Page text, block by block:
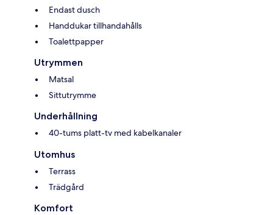
Endast dusch
Handdukar tillhandahålls
Toalettpapper
Utrymmen
Matsal
Sittutrymme
Underhållning
40-tums platt-tv med kabelkanaler
Utomhus
Terrass
Trädgård
Komfort